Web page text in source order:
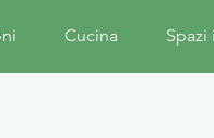
Cucina Spazi